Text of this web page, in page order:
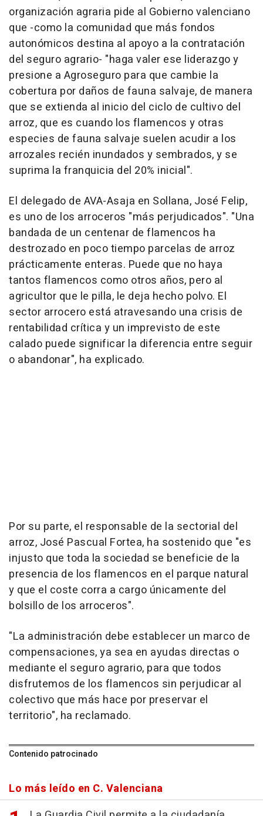
organización agraria pide al Gobierno valenciano
que -como la comunidad que más fondos
autonómicos destina al apoyo a la contratación
del seguro agrario- "haga valer ese liderazgo y
presione a Agroseguro para que cambie la
cobertura por daños de fauna salvaje, de manera
que se extienda al inicio del ciclo de cultivo del
arroz, que es cuando los flamencos y otras
especies de fauna salvaje suelen acudir a los
arrozales recién inundados y sembrados, y se
suprima la franquicia del 20% inicial".
El delegado de AVA-Asaja en Sollana, José Felip,
es uno de los arroceros "más perjudicados". "Una
bandada de un centenar de flamencos ha
destrozado en poco tiempo parcelas de arroz
prácticamente enteras. Puede que no haya
tantos flamencos como otros años, pero al
agricultor que le pilla, le deja hecho polvo. El
sector arrocero está atravesando una crisis de
rentabilidad crítica y un imprevisto de este
calado puede significar la diferencia entre seguir
o abandonar", ha explicado.
Por su parte, el responsable de la sectorial del
arroz, José Pascual Fortea, ha sostenido que "es
injusto que toda la sociedad se beneficie de la
presencia de los flamencos en el parque natural
y que el coste corra a cargo únicamente del
bolsillo de los arroceros".
"La administración debe establecer un marco de
compensaciones, ya sea en ayudas directas o
mediante el seguro agrario, para que todos
disfrutemos de los flamencos sin perjudicar al
colectivo que más hace por preservar el
territorio", ha reclamado.
Contenido patrocinado
Lo más leído en C. Valenciana